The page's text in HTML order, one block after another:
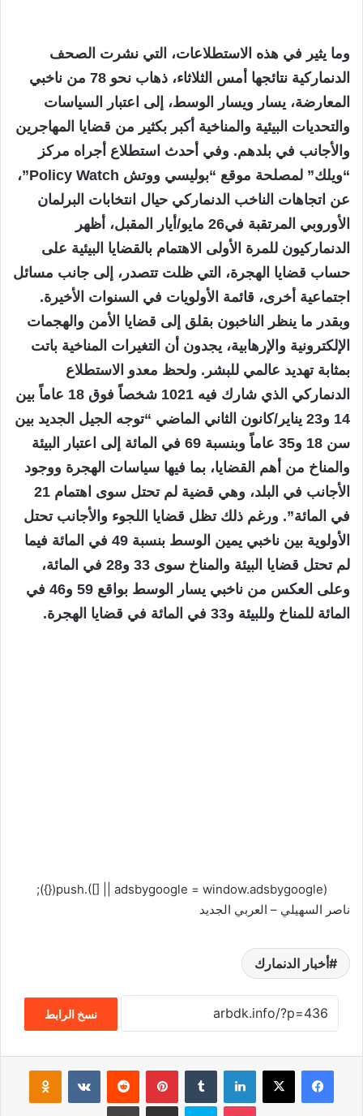
وما يثير في هذه الاستطلاعات، التي نشرت الصحف
الدنماركية نتائجها أمس الثلاثاء، ذهاب نحو 78 من ناخبي
المعارضة، يسار ويسار الوسط، إلى اعتبار السياسات
والتحديات البيئية والمناخية أكبر بكثير من قضايا المهاجرين
والأجانب في بلدهم. وفي أحدث استطلاع أجراه مركز
“ويلك” لمصلحة موقع “بوليسي ووتش Policy Watch”،
عن اتجاهات الناخب الدنماركي حيال انتخابات البرلمان
الأوروبي المرتقبة في26 مايو/أيار المقبل، أظهر
الدنماركيون للمرة الأولى الاهتمام بالقضايا البيئية على
حساب قضايا الهجرة، التي ظلت تتصدر، إلى جانب مسائل
اجتماعية أخرى، قائمة الأولويات في السنوات الأخيرة.
وبقدر ما ينظر الناخبون بقلق إلى قضايا الأمن والهجمات
الإلكترونية والإرهابية، يجدون أن التغيرات المناخية باتت
بمثابة تهديد عالمي للبشر. ولحظ معدو الاستطلاع
الدنماركي الذي شارك فيه 1021 شخصاً فوق 18 عاماً بين
14 و23 يناير/كانون الثاني الماضي “توجه الجيل الجديد بين
سن 18 و35 عاماً وبنسبة 69 في المائة إلى اعتبار البيئة
والمناخ من أهم القضايا، بما فيها سياسات الهجرة ووجود
الأجانب في البلد، وهي قضية لم تحتل سوى اهتمام 21
في المائة”. ورغم ذلك تظل قضايا اللجوء والأجانب تحتل
الأولوية بين ناخبي يمين الوسط بنسبة 49 في المائة فيما
لم تحتل قضايا البيئة والمناخ سوى 33 و28 في المائة،
وعلى العكس من ناخبي يسار الوسط بواقع 59 و46 في
المائة للمناخ وللبيئة و33 في المائة في قضايا الهجرة.
(adsbygoogle = window.adsbygoogle || []).push({});
ناصر السهيلي – العربي الجديد
أخبار الدنمارك
نسخ الرابط
فيسبوك لينكدإن بينتيريست
سكايب